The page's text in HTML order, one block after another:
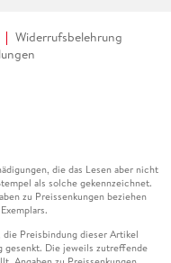
Widerrufsbelehrung
die das Lesen aber nicht
als solche gekennzeichnet.
zu Preissenkungen beziehen
Preisbindung dieser Artikel
gesenkt. Die jeweils zutreffende